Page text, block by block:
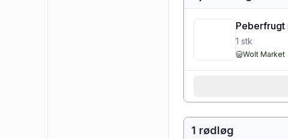
Peberfrugt
1 stk
Wolt Market
1 rødløg